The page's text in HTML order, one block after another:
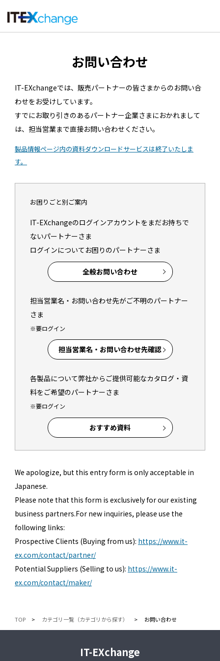
お問い合わせ
IT-EXchangeでは、販売パートナーの皆さまからのお問い合
わせをお受けしています。
すでにお取り引きのあるパートナー企業さまにおかれまして
は、担当営業まで直接お問い合わせください。
製品情報ページ内の資料ダウンロードサービスは終了いたしま
す。
お困りごと別ご案内
IT-EXchangeのログインアカウントをまだお持ちで
ないパートナーさま
ログインについてお困りのパートナーさま
全般お問い合わせ
担当営業名・お問い合わせ先がご不明のパートナー
さま
※要ログイン
担当営業名・お問い合わせ先確認
各製品について弊社からご提供可能なカタログ・資
料をご希望のパートナーさま
※要ログイン
おすすめ資料
We apologize, but this entry form is only acceptable in
Japanese.
Please note that this form is exclusively for our existing
business partners.For new inquiries, please use the
following links:
Prospective Clients (Buying from us): https://www.it-
ex.com/contact/partner/
Potential Suppliers (Selling to us): https://www.it-
ex.com/contact/maker/
TOP カテゴリ一覧（カテゴリから探す） お問い合わせ
IT-EXchange